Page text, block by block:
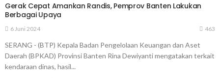
Gerak Cepat Amankan Randis, Pemprov Banten Lakukan
Berbagai Upaya
6 Juni 2024 463
SERANG - (BTP) Kepala Badan Pengelolaan Keuangan dan Aset
Daerah (BPKAD) Provinsi Banten Rina Dewiyanti mengatakan terkait
kendaraan dinas, hasil...